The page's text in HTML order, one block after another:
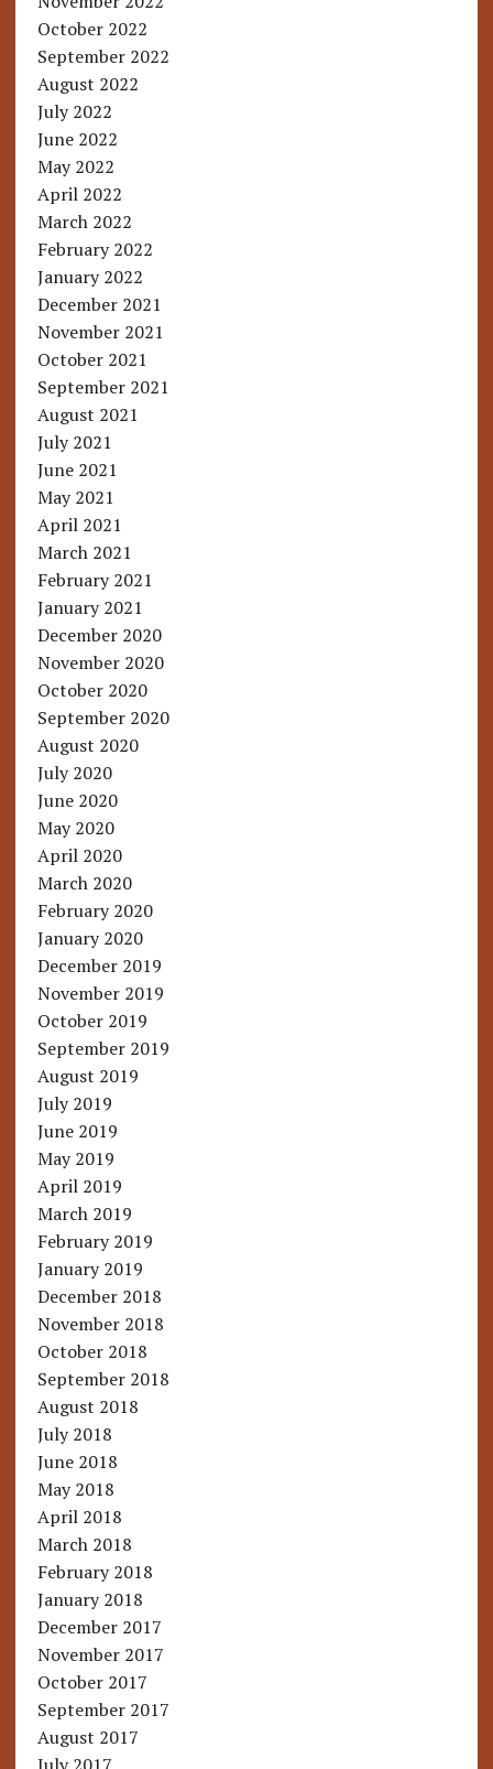
October 2022
September 2022
August 2022
July 2022
June 2022
May 2022
April 2022
March 2022
February 2022
January 2022
December 2021
November 2021
October 2021
September 2021
August 2021
July 2021
June 2021
May 2021
April 2021
March 2021
February 2021
January 2021
December 2020
November 2020
October 2020
September 2020
August 2020
July 2020
June 2020
May 2020
April 2020
March 2020
February 2020
January 2020
December 2019
November 2019
October 2019
September 2019
August 2019
July 2019
June 2019
May 2019
April 2019
March 2019
February 2019
January 2019
December 2018
November 2018
October 2018
September 2018
August 2018
July 2018
June 2018
May 2018
April 2018
March 2018
February 2018
January 2018
December 2017
November 2017
October 2017
September 2017
August 2017